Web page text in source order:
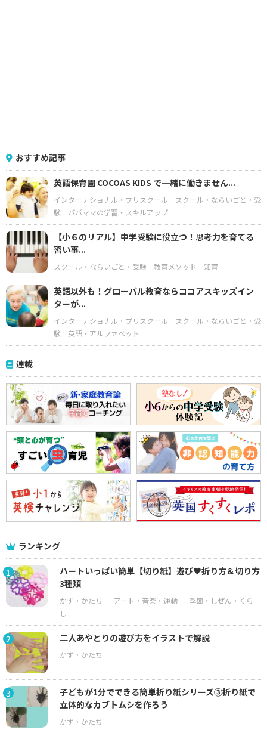
おすすめ記事
英語保育園 COCOAS KIDS で一緒に働きません...
インターナショナル・プリスクール
スクール・ならいごと・受
験
パパママの学習・スキルアップ
【小６のリアル】中学受験に役立つ！思考力を育てる
習い事...
スクール・ならいごと・受験 教育メソッド 知育
英語以外も！グローバル教育ならココアスキッズイン
ターが...
インターナショナル・プリスクール
スクール・ならいごと・受
験
英語・アルファベット
連載
ランキング
1
ハートいっぱい簡単【切り紙】遊び♥折り方＆切り方
3種類
2 二人あやとりの遊び方をイラストで解説
3
子どもが1分でできる簡単折り紙シリーズ③折り紙で
立体的なカブトムシを作ろう